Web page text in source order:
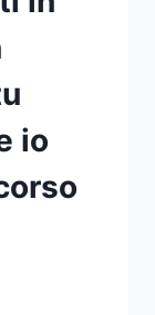
io